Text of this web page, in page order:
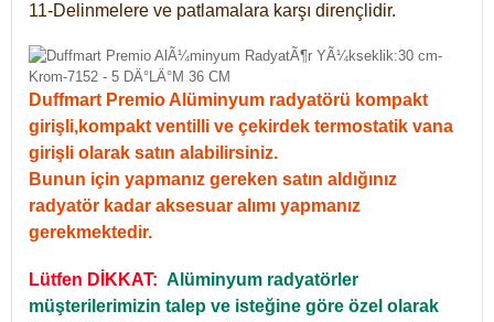
11-Delinmelere ve patlamalara karşı dirençlidir.
Duffmart Premio Alüminyum radyatörü kompakt
girişli,kompakt ventilli ve çekirdek termostatik vana
girişli olarak satın alabilirsiniz.
Bunun için yapmanız gereken satın aldığınız
radyatör kadar aksesuar alımı yapmanız
gerekmektedir.
Lütfen DİKKAT: Alüminyum radyatörler
müşterilerimizin talep ve isteğine göre özel olarak